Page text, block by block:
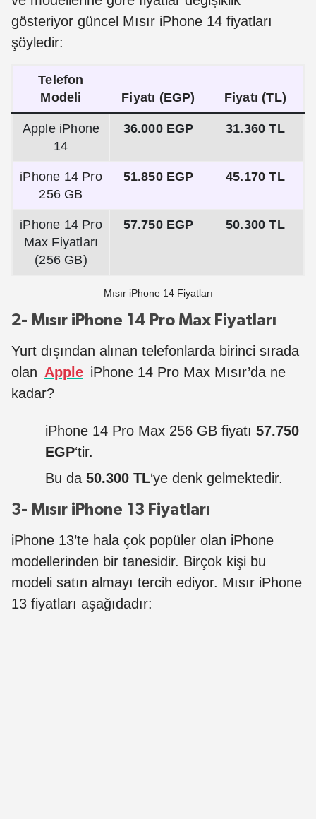
gösteriyor güncel Mısır iPhone 14 fiyatları
şöyledir:
Telefon
Modeli
Fiyatı (EGP) Fiyatı (TL)
Apple iPhone
14
36.000 EGP 31.360 TL
iPhone 14 Pro
256 GB
51.850 EGP 45.170 TL
iPhone 14 Pro
Max Fiyatları
(256 GB)
57.750 EGP 50.300 TL
Mısır iPhone 14 Fiyatları
2- Mısır iPhone 14 Pro Max Fiyatları
Yurt dışından alınan telefonlarda birinci sırada
olan Apple iPhone 14 Pro Max Mısır’da ne
kadar?
iPhone 14 Pro Max 256 GB fiyatı 57.750
EGP‘tir.
Bu da 50.300 TL‘ye denk gelmektedir.
3- Mısır iPhone 13 Fiyatları
iPhone 13’te hala çok popüler olan iPhone
modellerinden bir tanesidir. Birçok kişi bu
modeli satın almayı tercih ediyor. Mısır iPhone
13 fiyatları aşağıdadır: